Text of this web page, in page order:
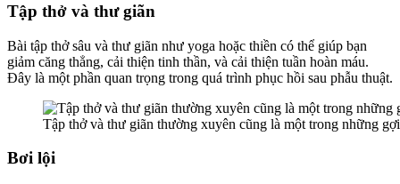
Tập thở và thư giãn
Bài tập thở sâu và thư giãn như yoga hoặc thiền có thể giúp bạn
giảm căng thẳng, cải thiện tinh thần, và cải thiện tuần hoàn máu.
Đây là một phần quan trọng trong quá trình phục hồi sau phẫu thuật.
Tập thở và thư giãn thường xuyên cũng là một trong những
Bơi lội